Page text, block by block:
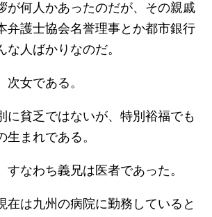
が何人かあったのだが、その親戚
弁護士協会名誉理事とか都市銀行
人ばかりなのだ。
女である。
に貧乏ではないが、特別裕福でも
生まれである。
すなわち義兄は医者であった。
在は九州の病院に勤務していると